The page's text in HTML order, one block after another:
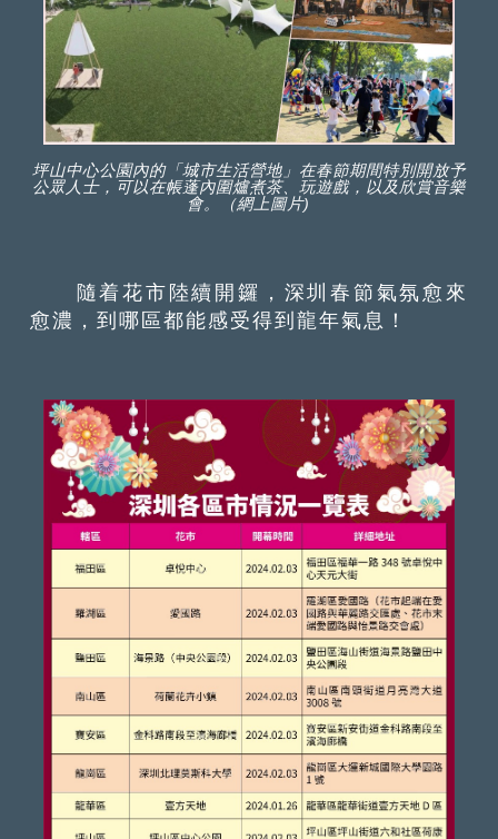
坪山中心公園內的「城市生活營地」在春節期間特別開放予
公眾人士，可以在帳蓬內圍爐煮茶、玩遊戲，以及欣賞音樂
會。（網上圖片)
隨着花市陸續開鑼，深圳春節氣氛愈來
愈濃，到哪區都能感受得到龍年氣息！